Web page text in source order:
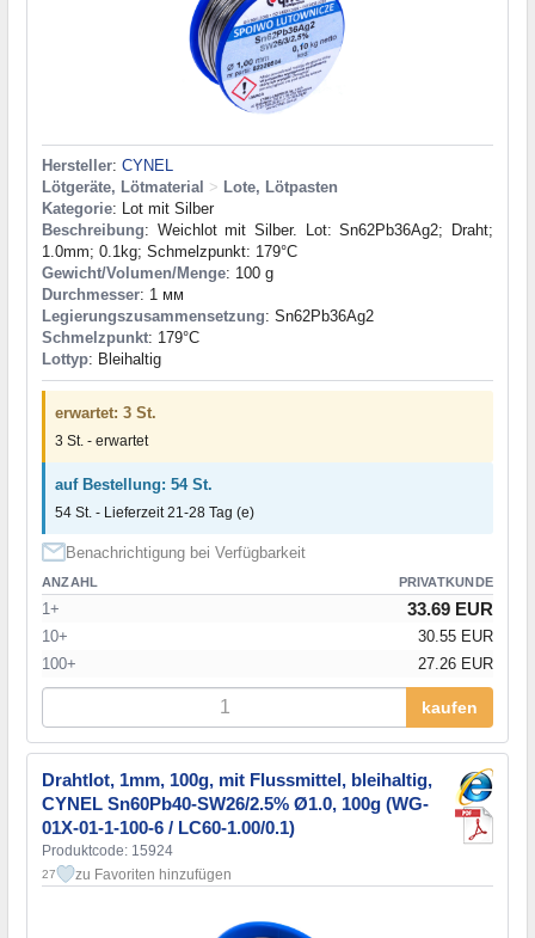
Hersteller: CYNEL
Lötgeräte, Lötmaterial > Lote, Lötpasten
Kategorie: Lot mit Silber
Beschreibung: Weichlot mit Silber. Lot: Sn62Pb36Ag2; Draht;
1.0mm; 0.1kg; Schmelzpunkt: 179°C
Gewicht/Volumen/Menge: 100 g
Durchmesser: 1 мм
Legierungszusammensetzung: Sn62Pb36Ag2
Schmelzpunkt: 179°С
Lottyp: Bleihaltig
erwartet: 3 St.
3 St. - erwartet
auf Bestellung: 54 St.
54 St. - Lieferzeit 21-28 Tag (e)
Benachrichtigung bei Verfügbarkeit
ANZAHL PRIVATKUNDE
1+ 33.69 EUR
10+
30.55 EUR
100+
27.26 EUR
kaufen
Drahtlot, 1mm, 100g, mit Flussmittel, bleihaltig,
CYNEL Sn60Pb40-SW26/2.5% Ø1.0, 100g (WG-
01X-01-1-100-6 / LC60-1.00/0.1)
Produktcode: 15924
27 zu Favoriten hinzufügen